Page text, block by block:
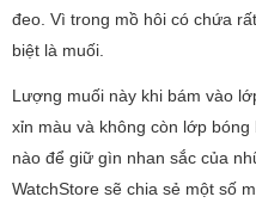
đeo. Vì trong mồ hôi có chứa
biệt là muối.
Lượng muối này khi bám vào
xỉn màu và không còn lớp
nào để giữ gìn nhan sắc của
WatchStore sẽ chia sẻ một số